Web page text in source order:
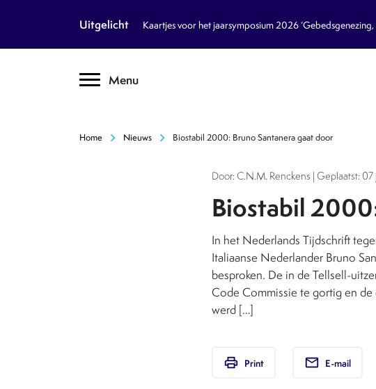
Uitgelicht Kaartjes voor het jaarsymposium 2026
Menu
Nieuws
inventory_2 Dossiers chevron_right
text_format Encyclopedie
Home chevron_right Nieuws chevron_right Biostabil 2000: Bruno Santanera gaat door
Door: C.N.M. Renckens | Geplaatst:
Biostabil
In het Nederlands Tijdschrift
Italiaanse Nederlander Bruno
besproken. De in de Tellsell-
Code Commissie te gortig en
werd […]
print Print email E-mail